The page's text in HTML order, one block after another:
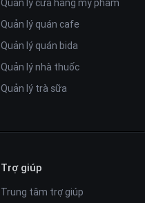
Quản lý cửa hàng mỹ phẩm
Quản lý quán cafe
Quản lý quán bida
Quản lý nhà thuốc
Quản lý trà sữa
Trợ giúp
Trung tâm trợ giúp